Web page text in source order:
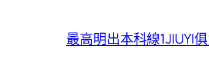
最高明出本科線1JIUYI